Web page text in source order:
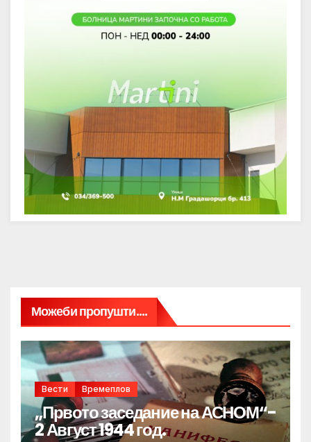
Можеби пропушти....
Вести Времеплов
„Првото заседание на АСНОМ“-
2 Август 1944 год.